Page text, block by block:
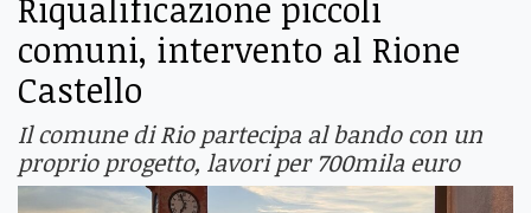
comuni, intervento al Rione
Castello
Il comune di Rio partecipa al bando con un
proprio progetto, lavori per 700mila euro